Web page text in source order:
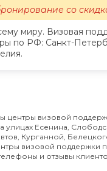
миру. Визовая
по РФ: Санкт-
со
центры визовой
улицах Есенина,
Курганной,
визовой поддержки
и отзывы